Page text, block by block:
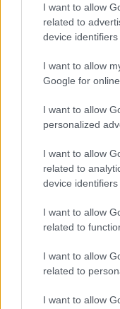
I want to allow
related to
device identifiers
I want to allow
Google for
I want to allow
personalized
I want to allow
related to
device identifiers
I want to allow
related to
I want to allow
related to
I want to allow